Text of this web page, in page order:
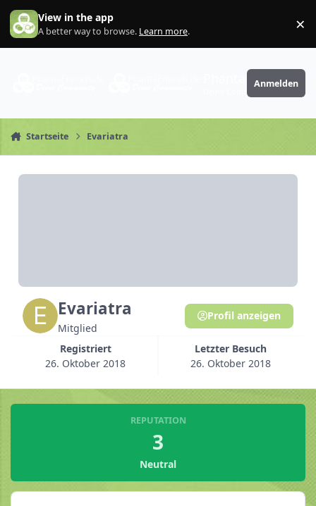
Zum Inhalt springen
View in the app
A better way to browse. Learn more. ×
PhantaFriends.de
Anmelden
Startseite Evariatra
Evariatra
Mitglied
Registriert
26. Oktober 2018
Letzter Besuch
26. Oktober 2018
Profil anzeigen
REPUTATION
3
Neutral